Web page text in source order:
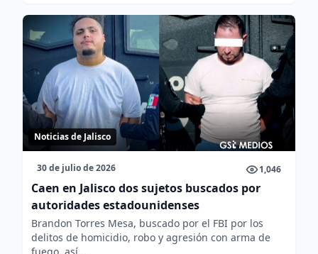
Noticias de Jalisco
30 de julio de 2026 1,046
Caen en Jalisco dos sujetos buscados por
autoridades estadounidenses
Brandon Torres Mesa, buscado por el FBI por los
delitos de homicidio, robo y agresión con arma de